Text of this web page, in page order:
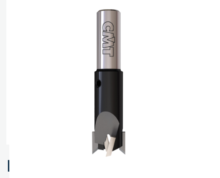
Legg i handlekurv
Sammenlign
Spesifikasjoner
Relaterte produkter